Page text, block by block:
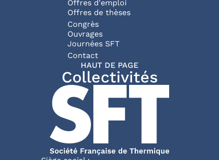
Offres d'emploi
Offres de thèses
Congrès
Ouvrages
Journées SFT
Pied de page
Contact
HAUT DE PAGE
Collectivités